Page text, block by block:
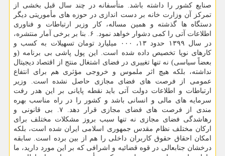
صنایع کشور را داشته باشد. متأسفانه در چند سال قبل بخشی از
تمرکز آن وزارت خانه بر دست اندازی در حوزه های مأموریتی دیگر
دستگاه ها گذشته و همین مساله، کار وزیر ارتباطات و فناوری
اطلاعات آتی را کمی دشوار خواهد نمود. ۶. بنا بر برخی آمار منتشره،
در سال ۱۳۹۹ حدود ۱۳، ۰۰۰ میلیارد تومان تسهیلات به کسب و
کارهای نوپا تخصیص داده شده است. این پول پاشی بی برنامه (و
بعضاً سیاسی) نه تنها تغییری در فضای اشتغال منتج از اقتصاد دیجیتال
نداشته، بلکه هیچ اثر ملموس و خروجی مؤثری هم برای انتفاع
عمومی از فرصت های فضای مجازی حاصل نشده است. وزیر
ارتباطات و اطلاعات دولت آتی باید نقطه پایانی بر این هدر رفت
سرمایه های مالی و انسانی باشد و کشور را در راه مناسب بهره
مندی از فرصت های فضای مجازی قرار دهد. ۷. بی قانونی و
رهاشدگی فضای مجازی نه تنها سبب بروز مشکلات مختلف برای
ارکان مختلف نظام مقدس جمهوری اسلامی ایران شده است، بلکه
امکان احقاق حقوق کاربران داخلی را هم از بین برده است. سابقه
درخشان جنابعالی در قوه قضائیه و اشرافی که بر این مورد دارید، ما